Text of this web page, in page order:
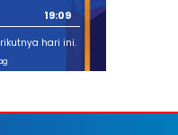
19:09
hari ini.